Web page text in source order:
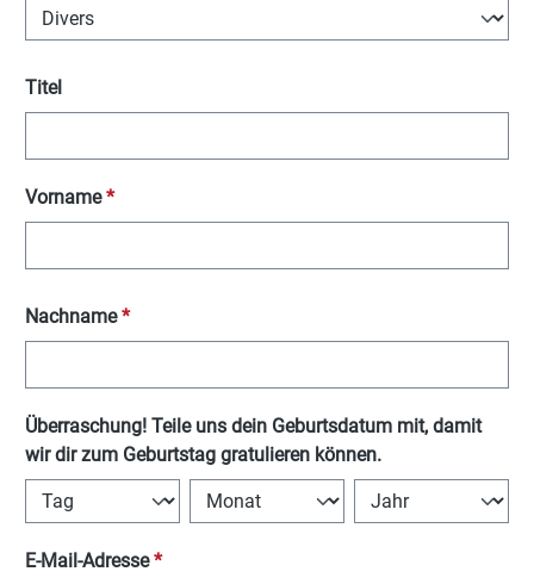
Titel
Vorname*
Nachname*
Überraschung! Teile uns dein Geburtsdatum mit, damit
wir dir zum Geburtstag gratulieren können.
E-Mail-Adresse*